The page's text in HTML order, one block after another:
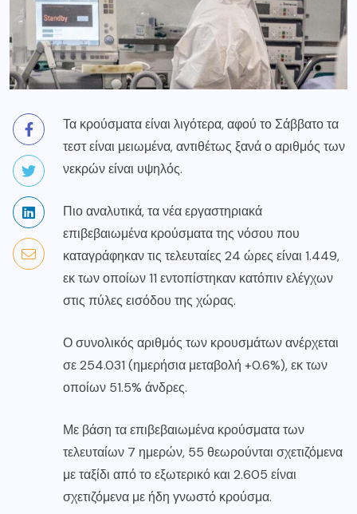
Τα κρούσματα είναι λιγότερα, αφού το Σάββατο τα
τεστ είναι μειωμένα, αντιθέτως ξανά ο αριθμός των
νεκρών είναι υψηλός.
Πιο αναλυτικά, τα νέα εργαστηριακά
επιβεβαιωμένα κρούσματα της νόσου που
καταγράφηκαν τις τελευταίες 24 ώρες είναι 1.449,
εκ των οποίων 11 εντοπίστηκαν κατόπιν ελέγχων
στις πύλες εισόδου της χώρας.
Ο συνολικός αριθμός των κρουσμάτων ανέρχεται
σε 254.031 (ημερήσια μεταβολή +0.6%), εκ των
οποίων 51.5% άνδρες.
Με βάση τα επιβεβαιωμένα κρούσματα των
τελευταίων 7 ημερών, 55 θεωρούνται σχετιζόμενα
με ταξίδι από το εξωτερικό και 2.605 είναι
σχετιζόμενα με ήδη γνωστό κρούσμα.